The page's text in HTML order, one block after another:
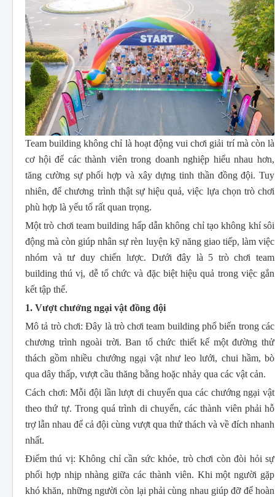
Team building không chỉ là hoạt động vui chơi giải trí mà còn là
cơ hội để các thành viên trong doanh nghiệp hiểu nhau hơn,
tăng cường sự phối hợp và xây dựng tinh thần đồng đội. Tuy
nhiên, để chương trình thật sự hiệu quả, việc lựa chọn trò chơi
phù hợp là yếu tố rất quan trọng.
Một trò chơi team building hấp dẫn không chỉ tạo không khí sôi
động mà còn giúp nhân sự rèn luyện kỹ năng giao tiếp, làm việc
nhóm và tư duy chiến lược. Dưới đây là 5 trò chơi team
building thú vị, dễ tổ chức và đặc biệt hiệu quả trong việc gắn
kết tập thể.
1. Vượt chướng ngại vật đồng đội
Mô tả trò chơi:Đây là trò chơi team building phổ biến trong các
chương trình ngoài trời. Ban tổ chức thiết kế một đường thử
thách gồm nhiều chướng ngại vật như leo lưới, chui hầm, bò
qua dây thấp, vượt cầu thăng bằng hoặc nhảy qua các vật cản.
Cách chơi:Mỗi đội lần lượt di chuyển qua các chướng ngại vật
theo thứ tự. Trong quá trình di chuyển, các thành viên phải hỗ
trợ lẫn nhau để cả đội cùng vượt qua thử thách và về đích nhanh
nhất.
Điểm thú vị:Không chỉ cần sức khỏe, trò chơi còn đòi hỏi sự
phối hợp nhịp nhàng giữa các thành viên. Khi một người gặp
khó khăn, những người còn lại phải cùng nhau giúp đỡ để hoàn